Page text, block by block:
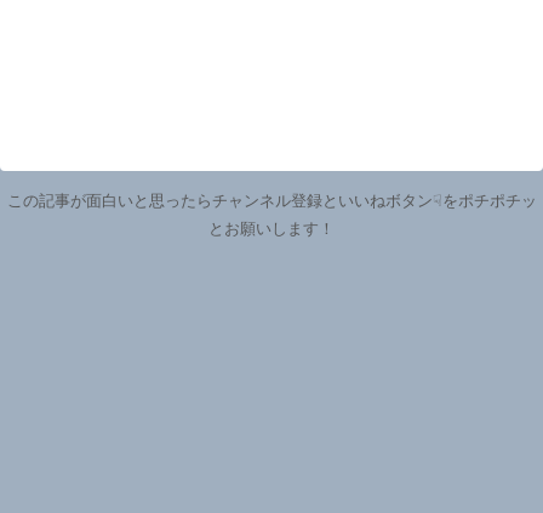
この記事が面白いと思ったらチャンネル登録といいねボタン☟をポチポチッ
とお願いします！